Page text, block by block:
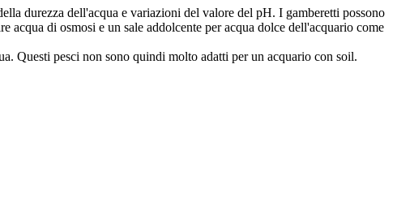
durezza dell'acqua e variazioni del valore del pH. I gamberetti possono
acqua di osmosi e un sale addolcente per acqua dolce dell'acquario come
Questi pesci non sono quindi molto adatti per un acquario con soil.